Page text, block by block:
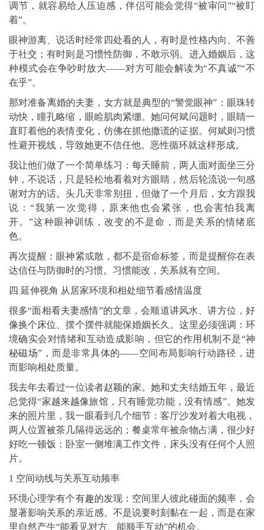
调节，就容易给人压迫感，伴侣可能会觉得“被审问”“被盯
着”。
眼神游离、说话时经常四处看的人，有时是性格内向、不善
于社交；有时则是习惯性防御，不敢示弱。进入婚姻后，这
种模式会在争吵时放大——对方可能会解读为“不真诚”“不
在乎”。
那对准备离婚的夫妻，女方就是典型的“警觉眼神”：眼珠转
动快，瞳孔略缩，眼睑肌肉紧绷。她问何斌问题时，眼睛一
直盯着他的表情变化，仿佛在抓他撒谎的证据。何斌则习惯
性避开视线，导致她更不信任他。恶性循环就这样形成。
我让他们做了一个简单练习：每天睡前，两人面对面坐三分
钟，不说话，只是轻松地看着对方眼睛，然后轮流说一句感
谢对方的话。头几天非常别扭，但做了一个月后，女方跟我
说：“我第一次觉得，原来他也会紧张，也会害怕我离
开。”这种眼神训练，改变的不是命，而是关系的情绪底
色。
再次提醒：眼神紧或散，都不是宿命标签，而是提醒你在表
达信任与防御时的习惯。习惯能改，关系就有空间。
四 延伸视角 从居家环境和相处细节看感情温度
很多“面相看夫妻感情”的文章，会顺道讲风水、讲方位，好
像换个床位、摆个摆件就能保婚姻长久。这里必须强调：环
境确实会对情绪和互动造成影响，但它的作用机制不是“神
秘磁场”，而是非常具体的——空间布局影响行动路径，进
而影响相处质量。
我去年去看过一位读者赵颖的家。她和丈夫结婚五年，最近
总觉得“家越来越像旅馆，只有睡觉功能，没有情感”。她发
来的照片里，我一眼看到几个细节：客厅沙发对着大电视，
两人位置被茶几隔得远远的；餐桌常年被杂物占满，很少好
好吃一顿饭；卧室一侧堆满工作文件，床头没有任何个人照
片。
1 空间动线与关系互动频率
环境心理学有个有趣的发现：空间里人彼此碰面的频率，会
显著影响关系的亲近感。不是说要时刻黏在一起，而是在家
里自然产生“能看见对方、能顺手互动”的机会。